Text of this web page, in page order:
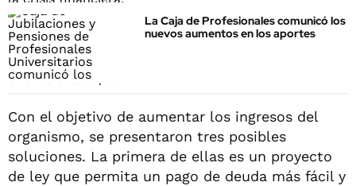
La Caja de Profesionales comunicó los
nuevos aumentos en los aportes
Con el objetivo de aumentar los ingresos del
organismo, se presentaron tres posibles
soluciones. La primera de ellas es un proyecto
de ley que permita un pago de deuda más fácil y